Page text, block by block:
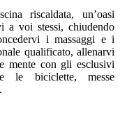
riscaldata, un’oasi
a voi stessi, chiudendo
i massaggi e i
qualificato, allenarvi
mente con gli esclusivi
le biciclette, messe